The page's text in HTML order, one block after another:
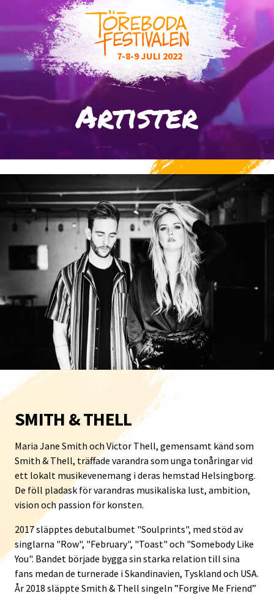
7-8-9JULI 2022
Artister
SMITH & THELL
Maria Jane Smith och Victor Thell, gemensamt känd som
Smith & Thell, träffade varandra som unga tonåringar vid
ett lokalt musikevenemang i deras hemstad Helsingborg.
De föll pladask för varandras musikaliska lust, ambition,
vision och passion för konsten.
2017 släpptes debutalbumet "Soulprints", med stöd av
singlarna "Row", "February", "Toast" och "Somebody Like
You". Bandet började bygga sin starka relation till sina
fans medan de turnerade i Skandinavien, Tyskland och USA.
År 2018 släppte Smith & Thell singeln ”Forgive Me Friend”